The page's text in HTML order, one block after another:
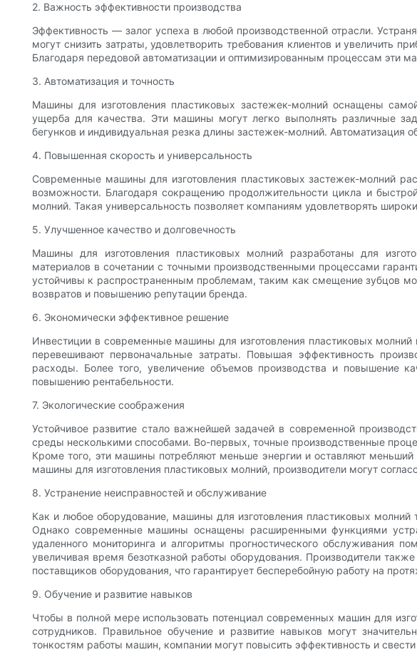
2. Важность эффективности производства
Эффективность — залог успеха в любой производственной отрасли.
могут снизить затраты, удовлетворить требования клиентов и увеличить
Благодаря передовой автоматизации и оптимизированным процессам эти
3. Автоматизация и точность
Машины для изготовления пластиковых застежек-молний оснащены
ущерба для качества. Эти машины могут легко выполнять различные
бегунков и индивидуальная резка длины застежек-молний. Автоматизация
4. Повышенная скорость и универсальность
Современные машины для изготовления пластиковых застежек-молний
возможности. Благодаря сокращению продолжительности цикла и
молний. Такая универсальность позволяет компаниям удовлетворять
5. Улучшенное качество и долговечность
Машины для изготовления пластиковых молний разработаны для
материалов в сочетании с точными производственными процессами
устойчивы к распространенным проблемам, таким как смещение зубцов
возвратов и повышению репутации бренда.
6. Экономически эффективное решение
Инвестиции в современные машины для изготовления пластиковых
перевешивают первоначальные затраты. Повышая эффективность
расходы. Более того, увеличение объемов производства и повышение
повышению рентабельности.
7. Экологические соображения
Устойчивое развитие стало важнейшей задачей в современной
среды несколькими способами. Во-первых, точные производственные
Кроме того, эти машины потребляют меньше энергии и оставляют
машины для изготовления пластиковых молний, производители могут
8. Устранение неисправностей и обслуживание
Как и любое оборудование, машины для изготовления пластиковых молний
Однако современные машины оснащены расширенными функциями
удаленного мониторинга и алгоритмы прогностического
увеличивая время безотказной работы оборудования. Производители
поставщиков оборудования, что гарантирует бесперебойную работу на
9. Обучение и развитие навыков
Чтобы в полной мере использовать потенциал современных машин для
сотрудников. Правильное обучение и развитие навыков могут
тонкостям работы машин, компании могут повысить эффективность и